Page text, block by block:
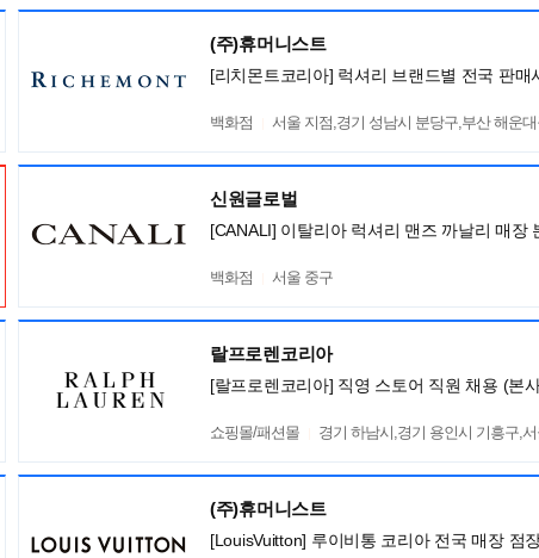
(주)휴머니스트
[리치몬트코리아] 럭셔리 브랜드별 전국 판매
백화점 서울 지점,경기 성남시 분당구,부산 해운
신원글로벌
[CANALI] 이탈리아 럭셔리 맨즈 까날리 매장
백화점 서울 중구
랄프로렌코리아
[랄프로렌코리아] 직영 스토어 직원 채용 (본
쇼핑몰/패션몰 경기 하남시,경기 용인시 기흥구,서울 서
(주)휴머니스트
[LouisVuitton] 루이비통 코리아 전국 매장 점